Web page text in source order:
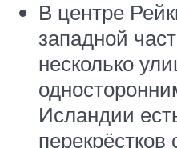
В центре
западной
несколько
Исландии
перекрёстков